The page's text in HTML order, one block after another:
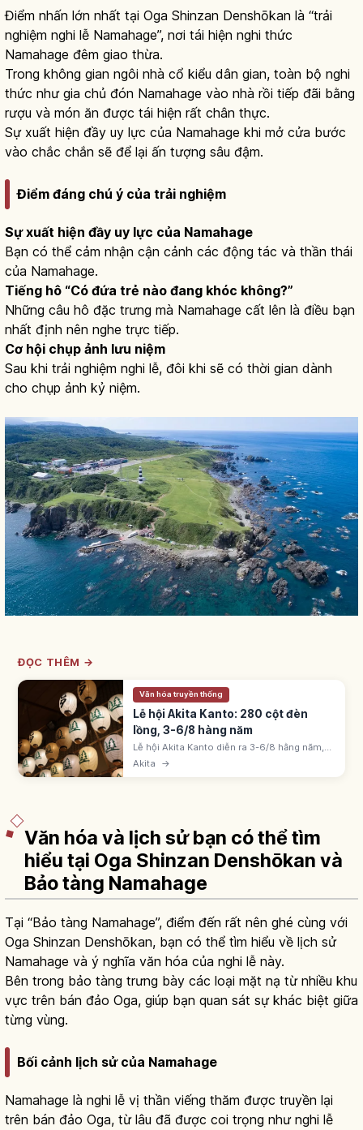
Điểm nhấn lớn nhất tại Oga Shinzan Denshōkan là “trải
nghiệm nghi lễ Namahage”, nơi tái hiện nghi thức
Namahage đêm giao thừa.
Trong không gian ngôi nhà cổ kiểu dân gian, toàn bộ nghi
thức như gia chủ đón Namahage vào nhà rồi tiếp đãi bằng
rượu và món ăn được tái hiện rất chân thực.
Sự xuất hiện đầy uy lực của Namahage khi mở cửa bước
vào chắc chắn sẽ để lại ấn tượng sâu đậm.
Điểm đáng chú ý của trải nghiệm
Sự xuất hiện đầy uy lực của Namahage
Bạn có thể cảm nhận cận cảnh các động tác và thần thái
của Namahage.
Tiếng hô “Có đứa trẻ nào đang khóc không?”
Những câu hô đặc trưng mà Namahage cất lên là điều bạn
nhất định nên nghe trực tiếp.
Cơ hội chụp ảnh lưu niệm
Sau khi trải nghiệm nghi lễ, đôi khi sẽ có thời gian dành
cho chụp ảnh kỷ niệm.
ĐỌC THÊM →
Văn hóa truyền thống
Lễ hội Akita Kanto: 280 cột đèn
lồng, 3-6/8 hàng năm
Lễ hội Akita Kanto diễn ra 3-6/8 hằng năm,
một trong Tam đại lễ hội Tohoku. Khoảng
Akita →
Văn hóa và lịch sử bạn có thể tìm
hiểu tại Oga Shinzan Denshōkan và
Bảo tàng Namahage
Tại “Bảo tàng Namahage”, điểm đến rất nên ghé cùng với
Oga Shinzan Denshōkan, bạn có thể tìm hiểu về lịch sử
Namahage và ý nghĩa văn hóa của nghi lễ này.
Bên trong bảo tàng trưng bày các loại mặt nạ từ nhiều khu
vực trên bán đảo Oga, giúp bạn quan sát sự khác biệt giữa
từng vùng.
Bối cảnh lịch sử của Namahage
Namahage là nghi lễ vị thần viếng thăm được truyền lại
trên bán đảo Oga, từ lâu đã được coi trọng như nghi lễ